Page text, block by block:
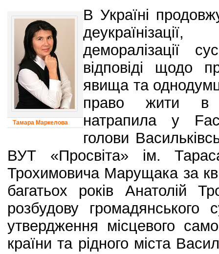
Тамара Маркелова
В Україні
деморалізації
відповіді щодо
явища та
право жити в
натрапила у
голови
ВУТ «Просвіта» ім.
Трохимовича Марущака за
багатьох років Анатолій
розбудову громадянського
утвердження місцевого
країни та рідного міста